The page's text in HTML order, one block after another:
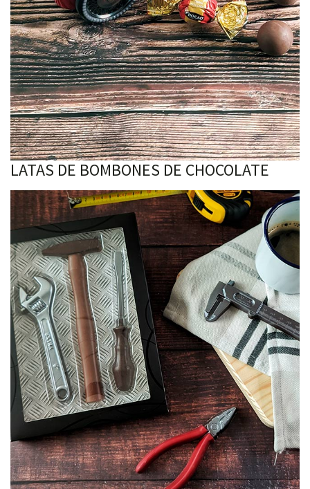
LATAS DE BOMBONES DE CHOCOLATE